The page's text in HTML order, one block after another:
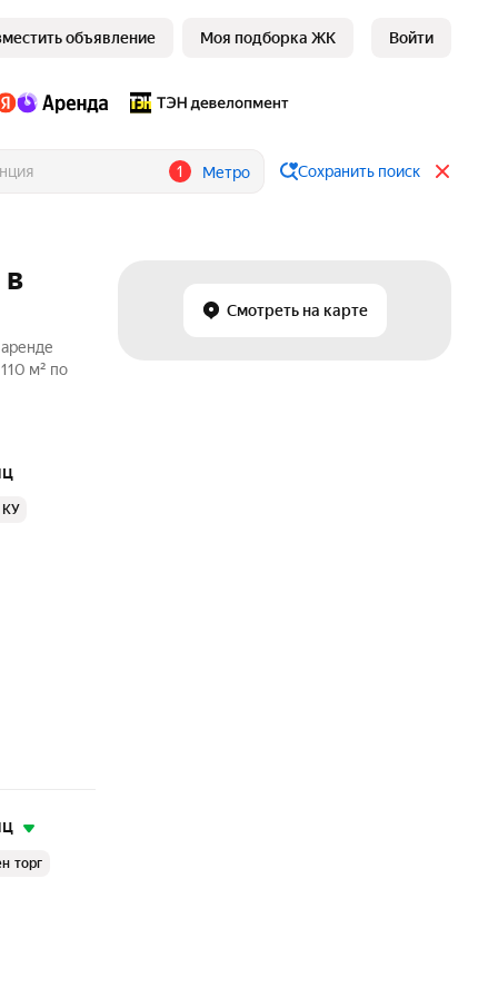
объявление Моя подборка ЖК Войти
1 Метро Сохранить поиск
Смотреть на карте
м² по
КУ
торг